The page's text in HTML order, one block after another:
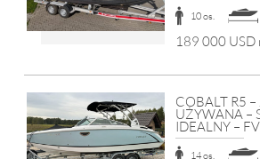
10 os.
189 000 USD
COBALT R5
UŻYWANA –
IDEALNY –
14 os.